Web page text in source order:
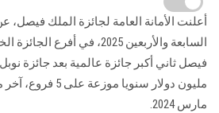
أعلنت الأمانة العامة لجائزة الملك فيصل،
السابعة والأربعين 2025، في
فيصل ثاني أكبر جائزة عالمية بعد جائزة
مارس 2024.